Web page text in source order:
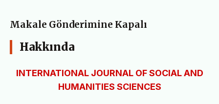
Makale Gönderimine Kapalı
Hakkında
INTERNATIONAL JOURNAL OF SOCIAL AND
HUMANITIES SCIENCES